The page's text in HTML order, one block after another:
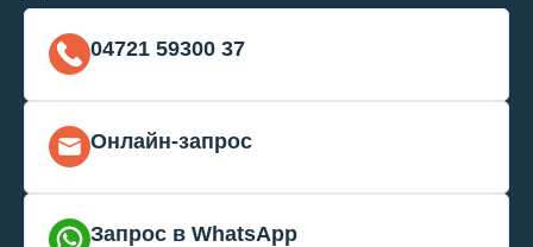
04721 59300 37
Онлайн-запрос
Запрос в WhatsApp